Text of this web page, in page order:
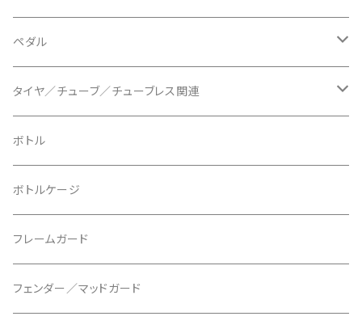
BLUEGRASS/ブルーグラス
BONTRAGER/ボントレガー
BURGTEC/バーグテック
BUSCH＋MULLER/ブッシュ＆ミュラー
CAMELBAK/キャメルバッグ
CERAMIC SPEED/セラミックスピード
チェーンリング
ディスクブレーキ
ブレーキローター
ブレーキパッド
ディレーラーハンガー
トップキャップ
ベル
ボトムブラケット
ドロッパーポスト
シートクランプ
ペダル
ビンディングペダル
フラットペダル
クリート
タイヤ／チューブ／チューブレス関連
700c
29" / 27.5"
〜26"
タイヤインサート
ボトル
ボトルケージ
フレームガード
フェンダー／マッドガード